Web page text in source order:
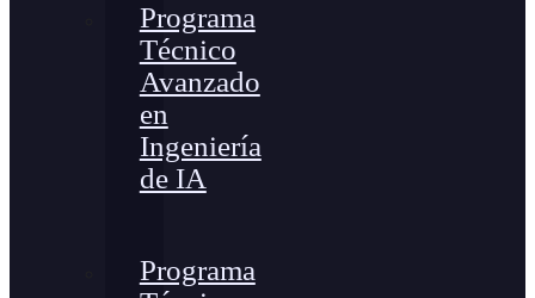
Programa
Técnico
Avanzado
en
Ingeniería
de IA
Programa